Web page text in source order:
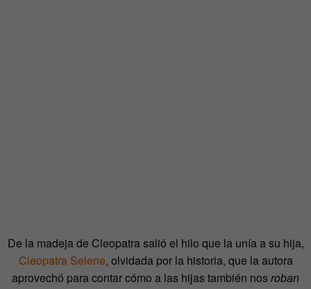
De la madeja de Cleopatra salió el hilo que la unía a su hija,
Cleopatra Selene, olvidada por la historia, que la autora
aprovechó para contar cómo a las hijas también nosroban